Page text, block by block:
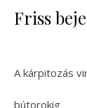
Friss
A kárpitozás
bútorokig